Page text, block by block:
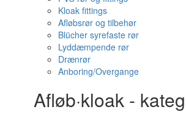
Kloak fittings
Afløbsrør og tilbehør
Blücher syrefaste rør
Lyddæmpende rør
Drænrør
Anboring/Overgange
Afløb·kloak -